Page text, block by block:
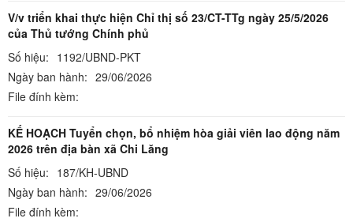
V/v triển khai thực hiện Chỉ thị số 23/CT-TTg ngày 25/5/2026
của Thủ tướng Chính phủ
Số hiệu: 1192/UBND-PKT
Ngày ban hành: 29/06/2026
File đính kèm:
KẾ HOẠCH Tuyển chọn, bổ nhiệm hòa giải viên lao động năm
2026 trên địa bàn xã Chi Lăng
Số hiệu: 187/KH-UBND
Ngày ban hành: 29/06/2026
File đính kèm: